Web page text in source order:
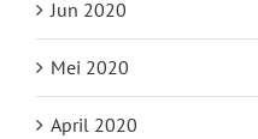
Jun 2020
Mei 2020
April 2020